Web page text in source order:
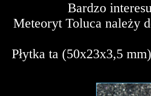
Bardzo
Meteoryt Toluca należy
Płytka ta (50x23x3,5